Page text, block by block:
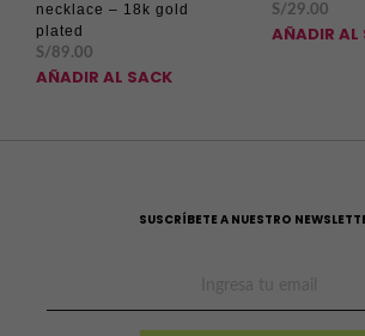
necklace – 18k gold
plated
S/89.00
AÑADIR AL SACK
S/29.00
AÑADIR AL
SUSCRÍBETE A NUESTRO